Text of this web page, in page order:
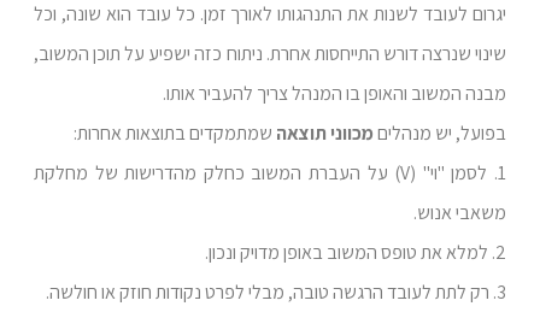
יגרום לעובד לשנות את התנהגותו לאורך זמן. כל עובד הוא שונה, וכל
שינוי שנרצה דורש התייחסות אחרת. ניתוח כזה ישפיע על תוכן המשוב,
מבנה המשוב והאופן בו המנהל צריך להעביר אותו.
בפועל, יש מנהליםמכווני תוצאה שמתמקדים בתוצאות אחרות:
1. לסמן "וי" (V) על העברת המשוב כחלק מהדרישות של מחלקת
משאבי אנוש.
2. למלא את טופס המשוב באופן מדויק ונכון.
3. רק לתת לעובד הרגשה טובה, מבלי לפרט נקודות חוזק או חולשה.